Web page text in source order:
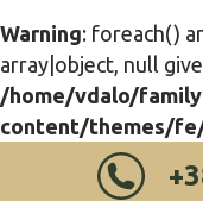
Warning: foreach()
array|object, null
/home/vdalo/
content/themes/